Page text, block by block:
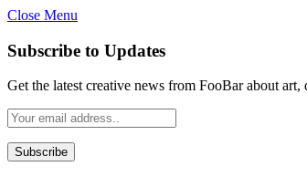
Close Menu
Subscribe to Updates
Get the latest creative news from FooBar about art,